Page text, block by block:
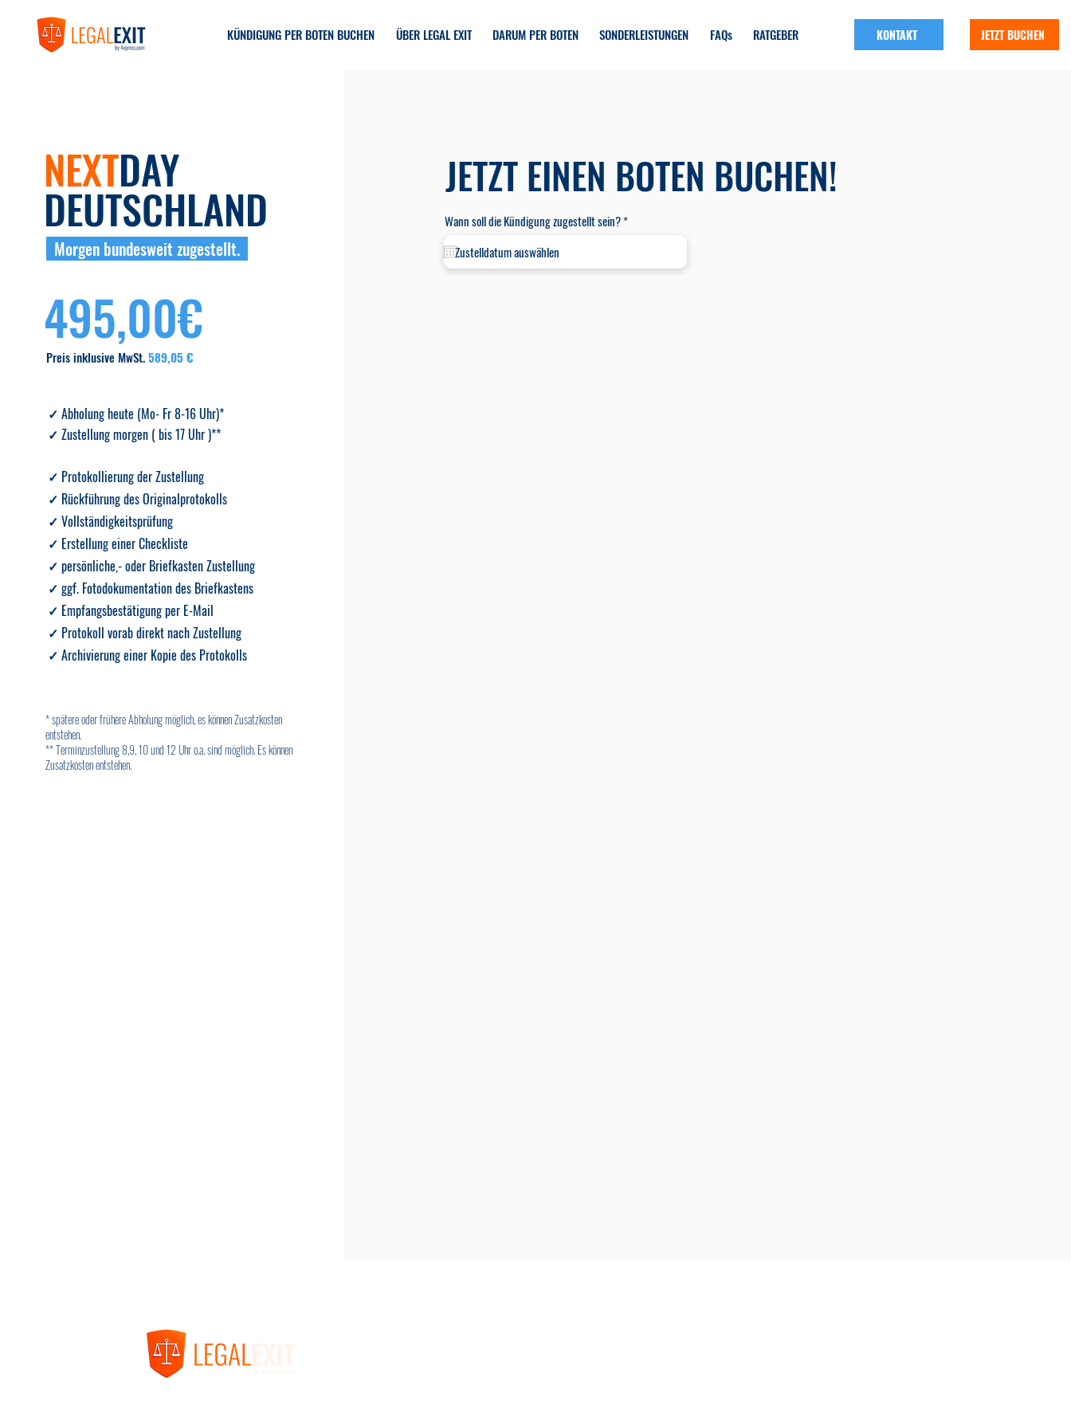
KÜNDIGUNG PER BOTEN BUCHEN ÜBER LEGAL EXIT DARUM PER BOTEN SONDERLEISTUNGEN FAQs RATGEBER KONTAKT JETZT BUCHEN
NEXTDAY
DEUTSCHLAND
Morgen bundesweit zugestellt.
495,00€
Preis inklusive MwSt.589,05 €
✓ Abholung heute (Mo- Fr 8-16 Uhr)*
✓ Zustellung morgen ( bis 17 Uhr )**
✓ Protokollierung der Zustellung
✓ Rückführung des Originalprotokolls
✓ Vollständigkeitsprüfung
✓ Erstellung einer Checkliste
✓ persönliche,- oder Briefkasten Zustellung
✓ ggf. Fotodokumentation des Briefkastens
✓ Empfangsbestätigung per E-Mail
✓ Protokoll vorab direkt nach Zustellung
✓ Archivierung einer Kopie des Protokolls
* spätere oder frühere Abholung möglich, es können Zusatzkosten
entstehen.
** Terminzustellung 8,9, 10 und 12 Uhr o.a. sind möglich. Es können
Zusatzkosten entstehen.
JETZT EINEN BOTEN BUCHEN!
Wann soll die Kündigung zugestellt sein?*r
i